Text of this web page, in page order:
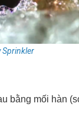
Sprinkler
bằng mối hàn